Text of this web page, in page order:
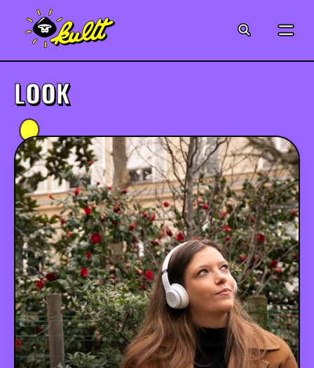
MUSIQUE
CRÉATION
ART
JEUX-VIDÉO
VINTAGE
PEOPLE
LOOK